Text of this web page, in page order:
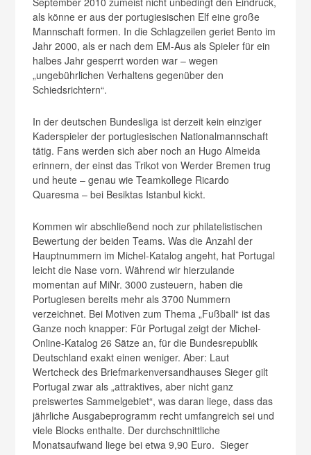
als könne er aus der portugiesischen Elf eine große
Mannschaft formen. In die Schlagzeilen geriet Bento im
Jahr 2000, als er nach dem EM-Aus als Spieler für ein
halbes Jahr gesperrt worden war – wegen
„ungebührlichen Verhaltens gegenüber den
Schiedsrichtern“.
In der deutschen Bundesliga ist derzeit kein einziger
Kaderspieler der portugiesischen Nationalmannschaft
tätig. Fans werden sich aber noch an Hugo Almeida
erinnern, der einst das Trikot von Werder Bremen trug
und heute – genau wie Teamkollege Ricardo
Quaresma – bei Besiktas Istanbul kickt.
Kommen wir abschließend noch zur philatelistischen
Bewertung der beiden Teams. Was die Anzahl der
Hauptnummern im Michel-Katalog angeht, hat Portugal
leicht die Nase vorn. Während wir hierzulande
momentan auf MiNr. 3000 zusteuern, haben die
Portugiesen bereits mehr als 3700 Nummern
verzeichnet. Bei Motiven zum Thema „Fußball“ ist das
Ganze noch knapper: Für Portugal zeigt der Michel-
Online-Katalog 26 Sätze an, für die Bundesrepublik
Deutschland exakt einen weniger. Aber: Laut
Wertcheck des Briefmarkenversandhauses Sieger gilt
Portugal zwar als „attraktives, aber nicht ganz
preiswertes Sammelgebiet“, was daran liege, dass das
jährliche Ausgabeprogramm recht umfangreich sei und
viele Blocks enthalte. Der durchschnittliche
Monatsaufwand liege bei etwa 9,90 Euro. Sieger